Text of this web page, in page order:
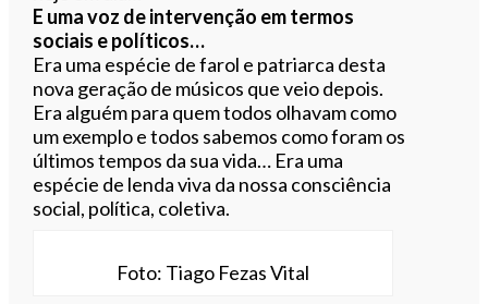
E uma voz de intervenção em termos
sociais e políticos…
Era uma espécie de farol e patriarca desta
nova geração de músicos que veio depois.
Era alguém para quem todos olhavam como
um exemplo e todos sabemos como foram os
últimos tempos da sua vida… Era uma
espécie de lenda viva da nossa consciência
social, política, coletiva.
Foto: Tiago Fezas Vital